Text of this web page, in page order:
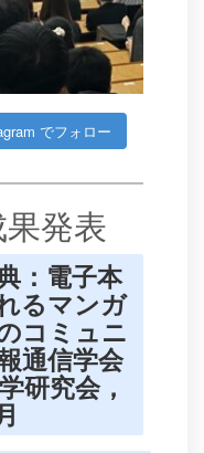
でフォロー
発表
：電子本
るマンガ
コミュニ
通信学会
研究会，